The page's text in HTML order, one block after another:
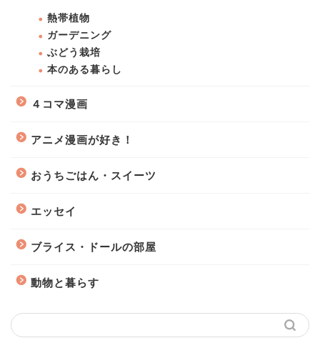
熱帯植物
ガーデニング
ぶどう栽培
本のある暮らし
４コマ漫画
アニメ漫画が好き！
おうちごはん・スイーツ
エッセイ
ブライス・ドールの部屋
動物と暮らす